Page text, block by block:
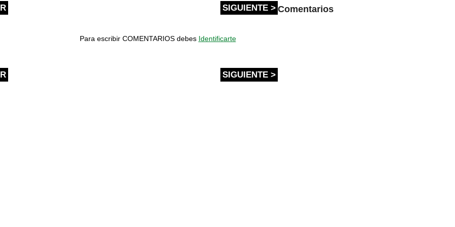
SIGUIENTE > Comentarios
Para escribir COMENTARIOS debes Identificarte
SIGUIENTE >